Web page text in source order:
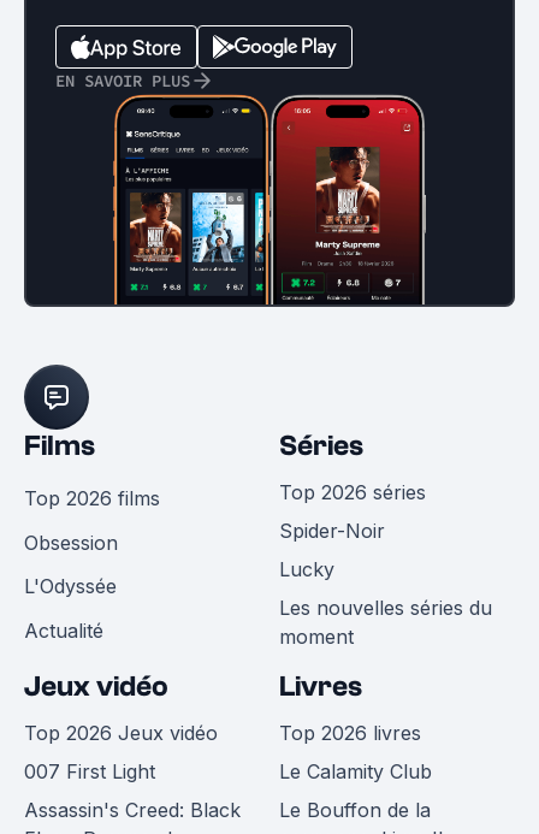
EN SAVOIR PLUS
Films
Top 2026 films
Obsession
L'Odyssée
Actualité
Séries
Top 2026 séries
Spider-Noir
Lucky
Les nouvelles séries du
moment
Jeux vidéo
Top 2026 Jeux vidéo
007 First Light
Assassin's Creed: Black
Livres
Top 2026 livres
Le Calamity Club
Le Bouffon de la